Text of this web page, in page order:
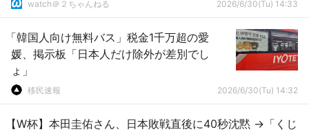
watch＠２ちゃんねる 2026/6/30(Tu) 14:33
「韓国人向け無料バス」税金1千万超の愛
媛、掲示板「日本人だけ除外が差別でし
ょ」
移民速報 2026/6/30(Tu) 14:32
【W杯】本田圭佑さん、日本敗戦直後に40秒沈黙 →「くじ